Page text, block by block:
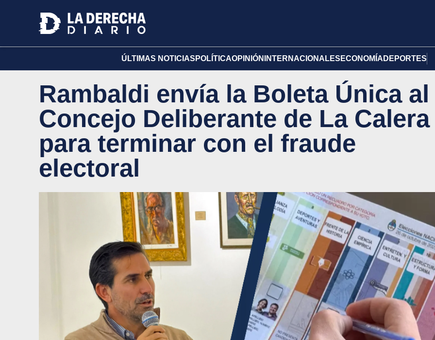
ÚLTIMAS NOTICIAS POLÍTICAOPINIÓN INTERNACIONALES ECONOMÍA DEPORTES
Rambaldi envía la Boleta Única al
Concejo Deliberante de La Calera
para terminar con el fraude
electoral